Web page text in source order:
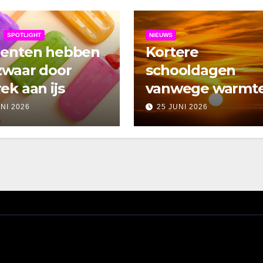
SPOTLIGHT
hebben
door
aan ijs
2026
NIEUWS
Kortere
schooldagen
vanwege
25 JUNI 2026